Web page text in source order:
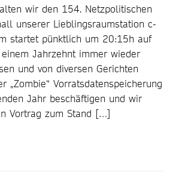
wir den 154. Netzpolitischen
unserer Lieblingsraumstation c-
startet pünktlich um 20:15h auf
Jahrzehnt immer wieder
und von diversen Gerichten
„Zombie“ Vorratsdatenspeicherung
Jahr beschäftigen und wir
Vortrag zum Stand […]